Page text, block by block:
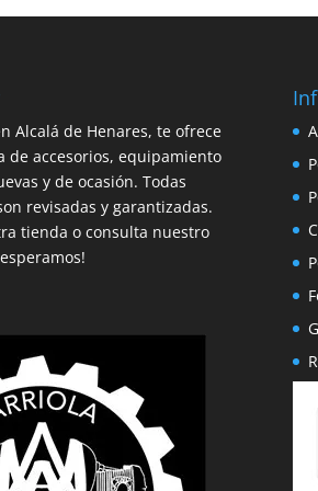
387,95€.
Alcalá de Henares, te ofrece
de accesorios, equipamiento
y de ocasión. Todas
revisadas y garantizadas.
tienda o consulta nuestro